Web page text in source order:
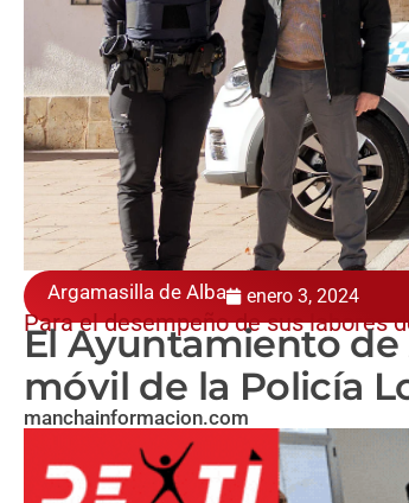
Argamasilla de Alba enero 3, 2024
Para el desempeño de sus labores
El Ayuntamiento
móvil de la Policía
manchainformacion.com